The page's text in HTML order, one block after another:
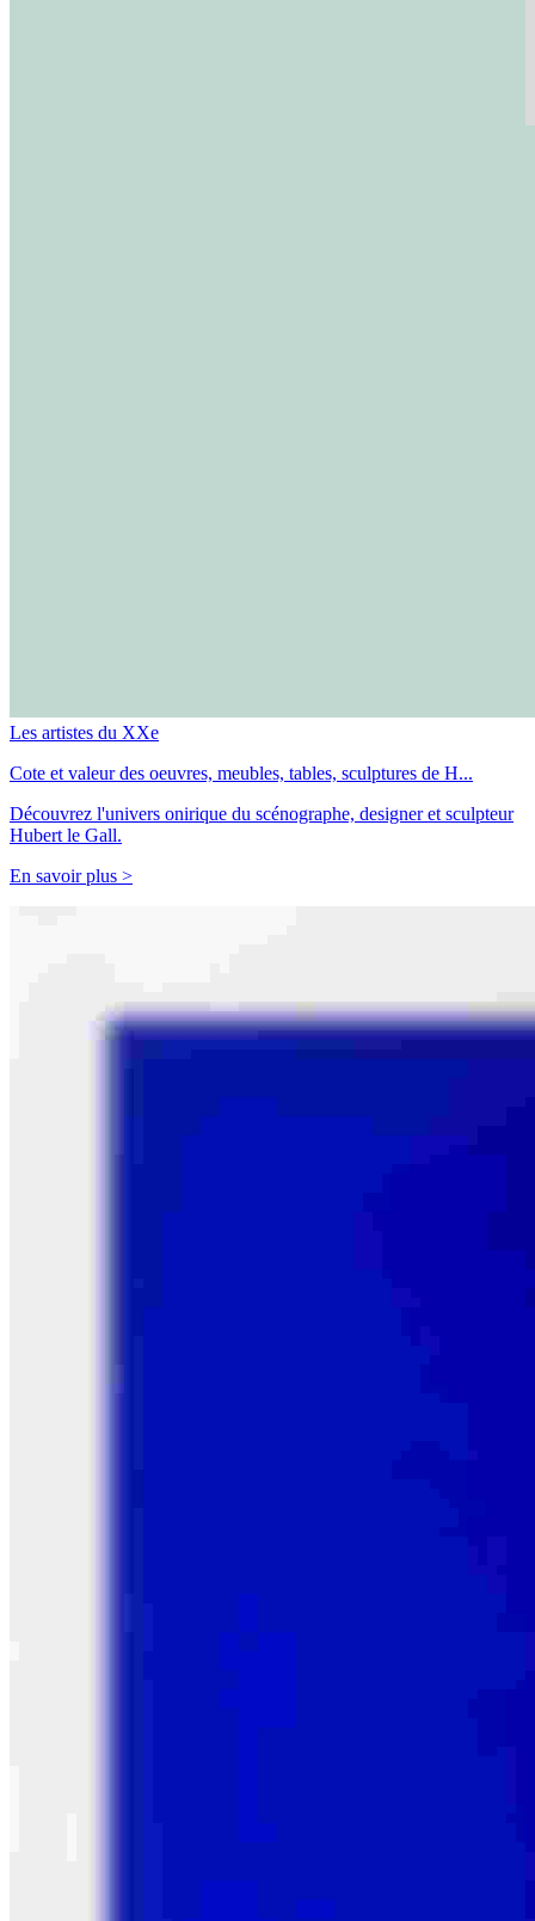
Les artistes du XXe
Cote et valeur des oeuvres, meubles, tables, sculptures de H...
Découvrez l'univers onirique du scénographe, designer et sculpteur
Hubert le Gall.
En savoir plus >